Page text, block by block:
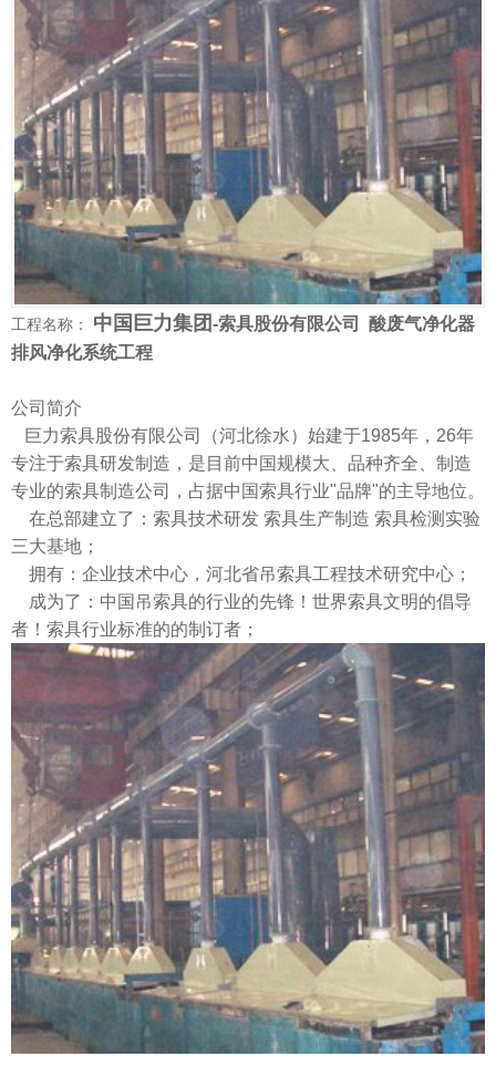
工程名称： 中国巨力集团-索具股份有限公司 酸废气净化器
排风净化系统工程
公司简介
巨力索具股份有限公司（河北徐水）始建于1985年，26年
专注于索具研发制造，是目前中国规模大、品种齐全、制造
专业的索具制造公司，占据中国索具行业"品牌"的主导地位。
在总部建立了：索具技术研发 索具生产制造 索具检测实验
三大基地；
拥有：企业技术中心，河北省吊索具工程技术研究中心；
成为了：中国吊索具的行业的先锋！世界索具文明的倡导
者！索具行业标准的的制订者；